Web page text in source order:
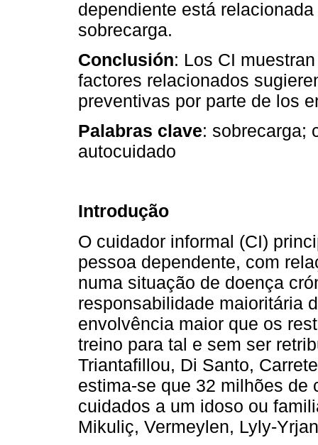
dependiente está
sobrecarga.
Conclusión: Los CI
factores relacionados
preventivas por parte de los
Palabras clave: sobrecarga;
autocuidado
Introdução
O cuidador informal (CI)
pessoa dependente, com
numa situação de doença
responsabilidade maioritária
envolvência maior que os
treino para tal e sem ser
Triantafillou, Di Santo,
estima-se que 32 milhões de
cuidados a um idoso ou
Mikuliç, Vermeylen, Lyly-